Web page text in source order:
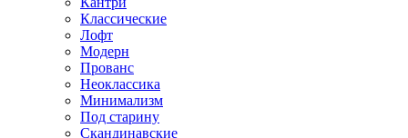
Классические
Лофт
Модерн
Прованс
Неоклассика
Минимализм
Под старину
Скандинавские